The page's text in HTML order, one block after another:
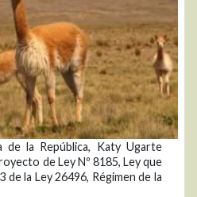
de la República, Katy Ugarte
de Ley Nº 8185, Ley que
la Ley 26496, Régimen de la